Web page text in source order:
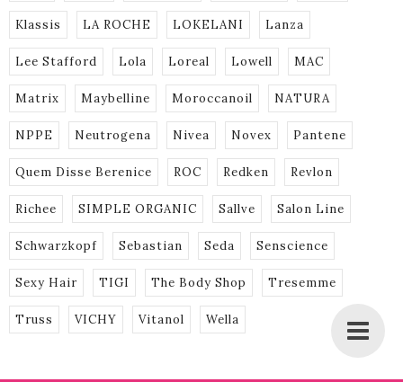
Klassis LA ROCHE LOKELANI Lanza
Lee Stafford Lola Loreal Lowell MAC
Matrix Maybelline Moroccanoil NATURA
NPPE Neutrogena Nivea Novex Pantene
Quem Disse Berenice ROC Redken Revlon
Richee SIMPLE ORGANIC Sallve Salon Line
Schwarzkopf Sebastian Seda Senscience
Sexy Hair TIGI The Body Shop Tresemme
Truss VICHY Vitanol Wella